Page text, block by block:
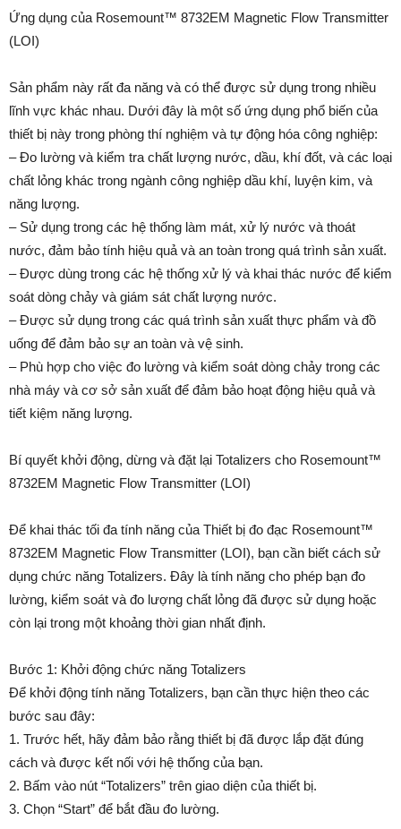
Ứng dụng của Rosemount™ 8732EM Magnetic Flow Transmitter
(LOI)
Sản phẩm này rất đa năng và có thể được sử dụng trong nhiều
lĩnh vực khác nhau. Dưới đây là một số ứng dụng phổ biến của
thiết bị này trong phòng thí nghiệm và tự động hóa công nghiệp:
– Đo lường và kiểm tra chất lượng nước, dầu, khí đốt, và các loại
chất lỏng khác trong ngành công nghiệp dầu khí, luyện kim, và
năng lượng.
– Sử dụng trong các hệ thống làm mát, xử lý nước và thoát
nước, đảm bảo tính hiệu quả và an toàn trong quá trình sản xuất.
– Được dùng trong các hệ thống xử lý và khai thác nước để kiểm
soát dòng chảy và giám sát chất lượng nước.
– Được sử dụng trong các quá trình sản xuất thực phẩm và đồ
uống để đảm bảo sự an toàn và vệ sinh.
– Phù hợp cho việc đo lường và kiểm soát dòng chảy trong các
nhà máy và cơ sở sản xuất để đảm bảo hoạt động hiệu quả và
tiết kiệm năng lượng.
Bí quyết khởi động, dừng và đặt lại Totalizers cho Rosemount™
8732EM Magnetic Flow Transmitter (LOI)
Để khai thác tối đa tính năng của Thiết bị đo đạc Rosemount™
8732EM Magnetic Flow Transmitter (LOI), bạn cần biết cách sử
dụng chức năng Totalizers. Đây là tính năng cho phép bạn đo
lường, kiểm soát và đo lượng chất lỏng đã được sử dụng hoặc
còn lại trong một khoảng thời gian nhất định.
Bước 1: Khởi động chức năng Totalizers
Để khởi động tính năng Totalizers, bạn cần thực hiện theo các
bước sau đây:
1. Trước hết, hãy đảm bảo rằng thiết bị đã được lắp đặt đúng
cách và được kết nối với hệ thống của bạn.
2. Bấm vào nút “Totalizers” trên giao diện của thiết bị.
3. Chọn “Start” để bắt đầu đo lường.